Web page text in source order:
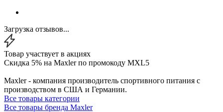
Загрузка отзывов...
Товар участвует в акциях
Скидка 5% на Maxler по промокоду MXL5
Maxler - компания производитель спортивного питания с
производством в США и Германии.
Все товары категории
Все товары бренда Maxler